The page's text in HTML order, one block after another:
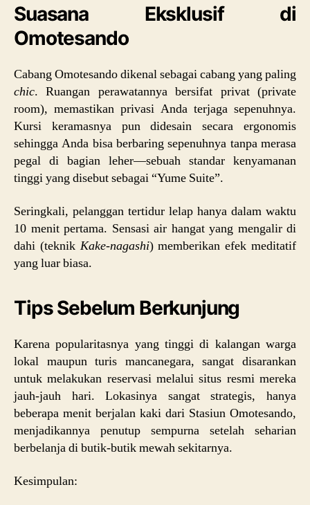
Suasana Eksklusif di
Omotesando
Cabang Omotesando dikenal sebagai cabang yang paling
chic. Ruangan perawatannya bersifat privat (private
room), memastikan privasi Anda terjaga sepenuhnya.
Kursi keramasnya pun didesain secara ergonomis
sehingga Anda bisa berbaring sepenuhnya tanpa merasa
pegal di bagian leher—sebuah standar kenyamanan
tinggi yang disebut sebagai “Yume Suite”.
Seringkali, pelanggan tertidur lelap hanya dalam waktu
10 menit pertama. Sensasi air hangat yang mengalir di
dahi (teknik Kake-nagashi) memberikan efek meditatif
yang luar biasa.
Tips Sebelum Berkunjung
Karena popularitasnya yang tinggi di kalangan warga
lokal maupun turis mancanegara, sangat disarankan
untuk melakukan reservasi melalui situs resmi mereka
jauh-jauh hari. Lokasinya sangat strategis, hanya
beberapa menit berjalan kaki dari Stasiun Omotesando,
menjadikannya penutup sempurna setelah seharian
berbelanja di butik-butik mewah sekitarnya.
Kesimpulan: